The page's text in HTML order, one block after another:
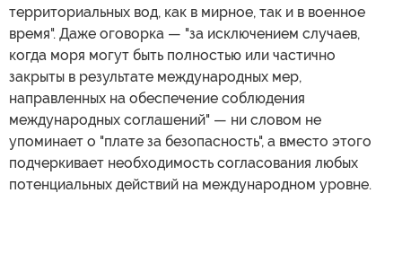
территориальных вод, как в мирное, так и в военное
время". Даже оговорка — "за исключением случаев,
когда моря могут быть полностью или частично
закрыты в результате международных мер,
направленных на обеспечение соблюдения
международных соглашений" — ни словом не
упоминает о "плате за безопасность", а вместо этого
подчеркивает необходимость согласования любых
потенциальных действий на международном уровне.